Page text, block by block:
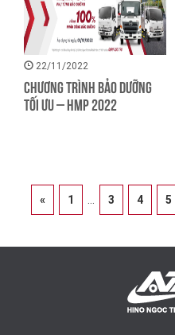
22/11/2022
CHƯƠNG TRÌNH BẢO DƯỠNG
TỐI ƯU – HMP 2022
« 1 3 4 5